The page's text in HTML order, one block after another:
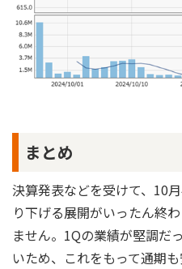
まとめ
決算発表などを受けて、10
り下げる展開がいったん終
ません。1Qの業績が堅調だ
いため、これをもって通期